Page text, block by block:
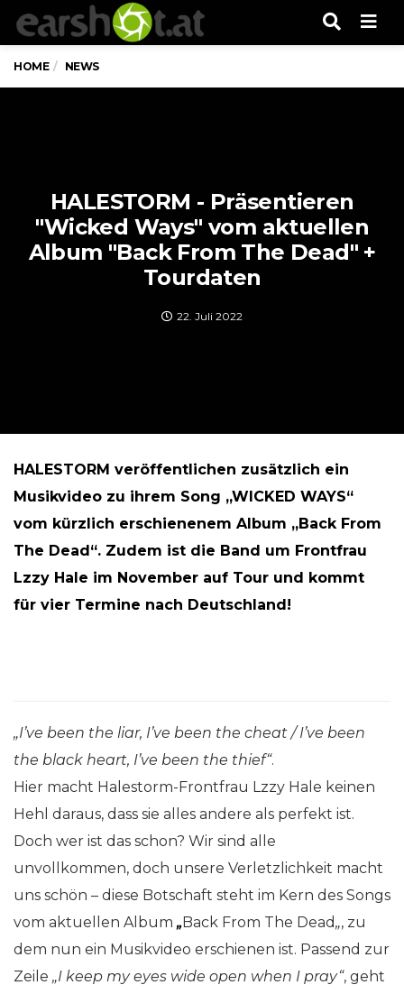
HOME NEWS
HALESTORM - Präsentieren
"Wicked Ways" vom aktuellen
Album "Back From The Dead" +
Tourdaten
22. Juli 2022
HALESTORM veröffentlichen zusätzlich ein
Musikvideo zu ihrem Song „WICKED WAYS“
vom kürzlich erschienenem Album „Back From
The Dead“. Zudem ist die Band um Frontfrau
Lzzy Hale im November auf Tour und kommt
für vier Termine nach Deutschland!
„I’ve been the liar, I’ve been the cheat / I’ve been
the black heart, I’ve been the thief“.
Hier macht Halestorm-Frontfrau Lzzy Hale keinen
Hehl daraus, dass sie alles andere als perfekt ist.
Doch wer ist das schon? Wir sind alle
unvollkommen, doch unsere Verletzlichkeit macht
uns schön – diese Botschaft steht im Kern des Songs
vom aktuellen Album „Back From The Dead„, zu
dem nun ein Musikvideo erschienen ist. Passend zur
Zeile „I keep my eyes wide open when I pray“, geht